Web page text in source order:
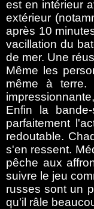
est en intérieur
extérieur
après 10
vacillation du
de mer. Une
Même les
même à
Enfin la
parfaitement
redoutable.
s'en ressent.
pêche aux
suivre le jeu
russes sont un
qu'il râle